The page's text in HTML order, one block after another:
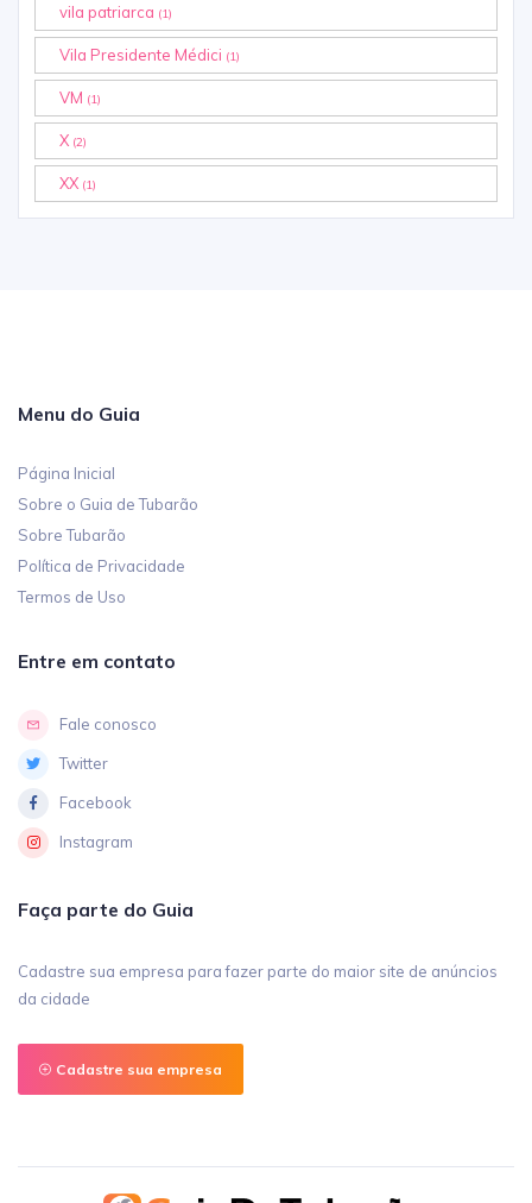
vila patriarca (1)
Vila Presidente Médici (1)
VM (1)
X (2)
XX (1)
Menu do Guia
Página Inicial
Sobre o Guia de Tubarão
Sobre Tubarão
Política de Privacidade
Termos de Uso
Entre em contato
Fale conosco
Twitter
Facebook
Instagram
Faça parte do Guia
Cadastre sua empresa para fazer parte do maior site de anúncios
da cidade
Cadastre sua empresa